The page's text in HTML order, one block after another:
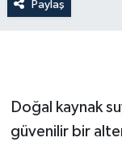
Paylaş
Doğal kaynak
güvenilir bir